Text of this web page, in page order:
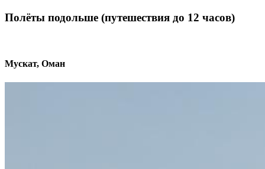
Полёты подольше (путешествия до 12 часов)
Мускат, Оман